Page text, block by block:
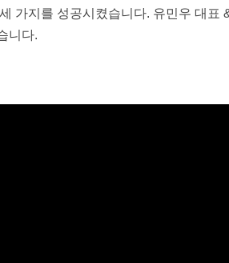
가지를 성공시켰습니다. 유민우 대
니다.